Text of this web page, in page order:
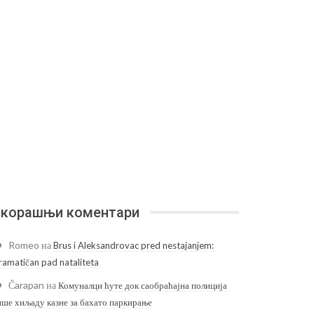
коментари
Romeo наBrus i Aleksandrovac pred nestajanjem:
pad nataliteta
Čarapan наКомуналци ћуте док саобраћајна полиција
хиљаду казне за бахато паркирање